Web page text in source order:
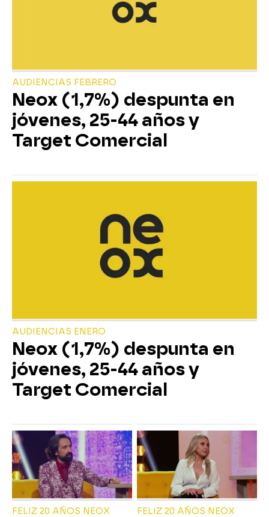
AUDIENCIAS FEBRERO
Neox (1,7%) despunta en
jóvenes, 25-44 años y
Target Comercial
AUDIENCIAS ENERO
Neox (1,7%) despunta en
jóvenes, 25-44 años y
Target Comercial
FELIZ 20 AÑOS NEOX FELIZ 20 AÑOS NEOX